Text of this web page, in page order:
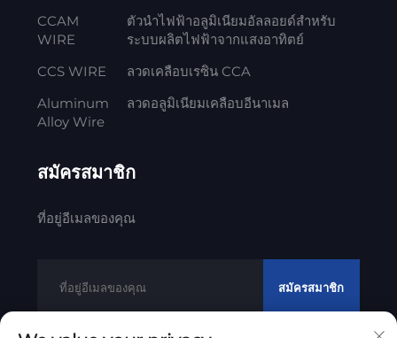
CCAM
WIRE
CCS WIRE
Aluminum
Alloy Wire
ตัวนำไฟฟ้าอลูมิเนียมอัลลอยด์สำหรับ
ระบบผลิตไฟฟ้าจากแสงอาทิตย์
ลวดเคลือบเรซิน CCA
ลวดอลูมิเนียมเคลือบอีนาเมล
สมัครสมาชิก
ที่อยู่อีเมลของคุณ
สมัครสมาชิก